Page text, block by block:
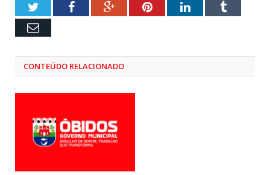
TwitterFacebookGoogle+PinterestLinkedInTumblr
Email
CONTEÚDO RELACIONADO